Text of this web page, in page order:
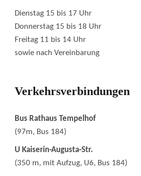
Dienstag 15 bis 17 Uhr
Donnerstag 15 bis 18 Uhr
Freitag 11 bis 14 Uhr
sowie nach Vereinbarung
Verkehrsverbindungen
Bus Rathaus Tempelhof
(97m, Bus 184)
U Kaiserin-Augusta-Str.
(350 m, mit Aufzug, U6, Bus 184)